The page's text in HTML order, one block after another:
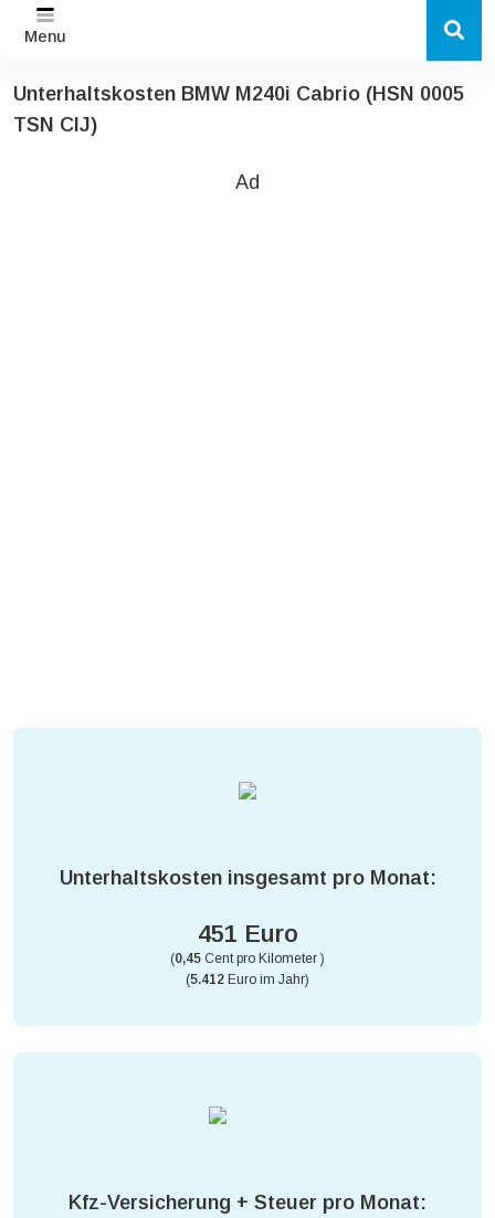
Menu
Unterhaltskosten BMW M240i Cabrio (HSN 0005
TSN CIJ)
Ad
Unterhaltskosten insgesamt pro Monat:
451 Euro
(0,45 Cent pro Kilometer )
(5.412 Euro im Jahr)
Kfz-Versicherung + Steuer pro Monat: